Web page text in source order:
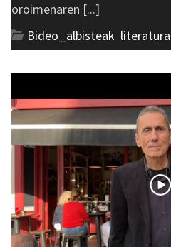
oroimenaren [...]
Bideo_albisteak literatura